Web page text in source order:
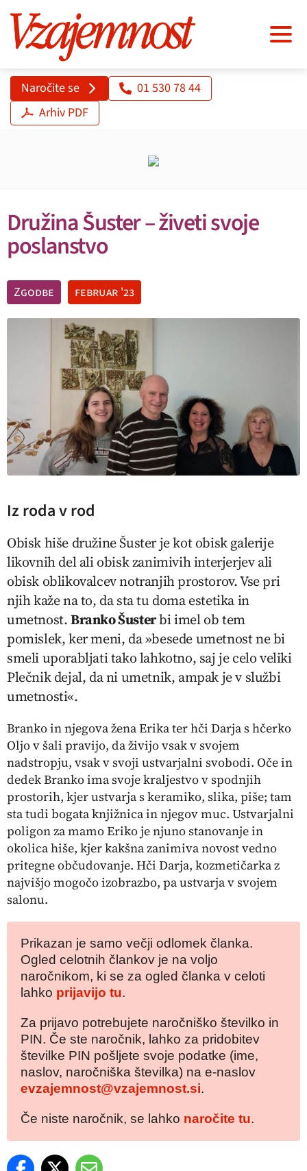
Naročite se
01 530 78 44
Arhiv PDF
Družina Šuster – živeti svoje
poslanstvo
Zgodbe februar '23
Iz roda v rod
Obisk hiše družine Šuster je kot obisk galerije
likovnih del ali obisk zanimivih interjerjev ali
obisk oblikovalcev notranjih prostorov. Vse pri
njih kaže na to, da sta tu doma estetika in
umetnost.Branko Šusterbi imel ob tem
pomislek, ker meni, da »besede umetnost ne bi
smeli uporabljati tako lahkotno, saj je celo veliki
Plečnik dejal, da ni umetnik, ampak je v službi
umetnosti«.
Branko in njegova žena Erika ter hči Darja s hčerko
Oljo v šali pravijo, da živijo vsak v svojem
nadstropju, vsak v svoji ustvarjalni svobodi. Oče in
dedek Branko ima svoje kraljestvo v spodnjih
prostorih, kjer ustvarja s keramiko, slika, piše; tam
sta tudi bogata knjižnica in njegov muc. Ustvarjalni
poligon za mamo Eriko je njuno stanovanje in
okolica hiše, kjer kakšna zanimiva novost vedno
pritegne občudovanje. Hči Darja, kozmetičarka z
najvišjo mogočo izobrazbo, pa ustvarja v svojem
salonu.
Prikazan je samo večji odlomek članka.
Ogled celotnih člankov je na voljo
naročnikom, ki se za ogled članka v celoti
lahko prijavijo tu.
Za prijavo potrebujete naročniško številko in
PIN. Če ste naročnik, lahko za pridobitev
številke PIN pošljete svoje podatke (ime,
naslov, naročniška številka) na e-naslov
evzajemnost@vzajemnost.si.
Če niste naročnik, se lahko naročite tu.